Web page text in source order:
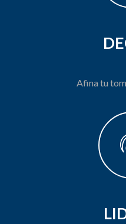
Afina tu